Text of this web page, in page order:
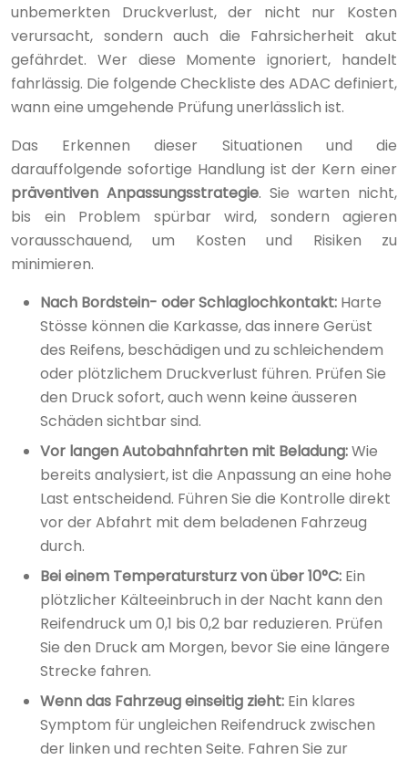
unbemerkten Druckverlust, der nicht nur Kosten
verursacht, sondern auch die Fahrsicherheit akut
gefährdet. Wer diese Momente ignoriert, handelt
fahrlässig. Die folgende Checkliste des ADAC definiert,
wann eine umgehende Prüfung unerlässlich ist.
Das Erkennen dieser Situationen und die
darauffolgende sofortige Handlung ist der Kern einer
präventiven Anpassungsstrategie. Sie warten nicht,
bis ein Problem spürbar wird, sondern agieren
vorausschauend, um Kosten und Risiken zu
minimieren.
Nach Bordstein- oder Schlaglochkontakt: Harte
Stösse können die Karkasse, das innere Gerüst
des Reifens, beschädigen und zu schleichendem
oder plötzlichem Druckverlust führen. Prüfen Sie
den Druck sofort, auch wenn keine äusseren
Schäden sichtbar sind.
Vor langen Autobahnfahrten mit Beladung:Wie
bereits analysiert, ist die Anpassung an eine hohe
Last entscheidend. Führen Sie die Kontrolle direkt
vor der Abfahrt mit dem beladenen Fahrzeug
durch.
Bei einem Temperatursturz von über 10°C: Ein
plötzlicher Kälteeinbruch in der Nacht kann den
Reifendruck um 0,1 bis 0,2 bar reduzieren. Prüfen
Sie den Druck am Morgen, bevor Sie eine längere
Strecke fahren.
Wenn das Fahrzeug einseitig zieht: Ein klares
Symptom für ungleichen Reifendruck zwischen
der linken und rechten Seite. Fahren Sie zur